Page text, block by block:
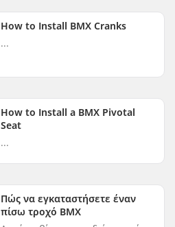
How to Install BMX Cranks
...
How to Install a BMX Pivotal
Seat
...
Πώς να εγκαταστήσετε έναν
πίσω τροχό BMX